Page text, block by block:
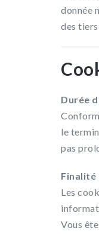
donnée
des
Durée
le
pas
Finalité
Les
Vous